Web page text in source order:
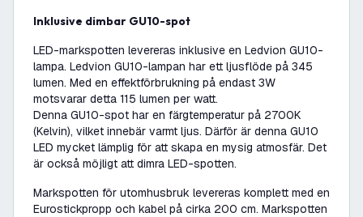
Inklusive dimbar GU10-spot
LED-markspotten levereras inklusive en Ledvion GU10-
lampa. Ledvion GU10-lampan har ett ljusflöde på 345
lumen. Med en effektförbrukning på endast 3W
motsvarar detta 115 lumen per watt.
Denna GU10-spot har en färgtemperatur på 2700K
(Kelvin), vilket innebär varmt ljus. Därför är denna GU10
LED mycket lämplig för att skapa en mysig atmosfär. Det
är också möjligt att dimra LED-spotten.
Markspotten för utomhusbruk levereras komplett med en
Eurostickpropp och kabel på cirka 200 cm. Markspotten